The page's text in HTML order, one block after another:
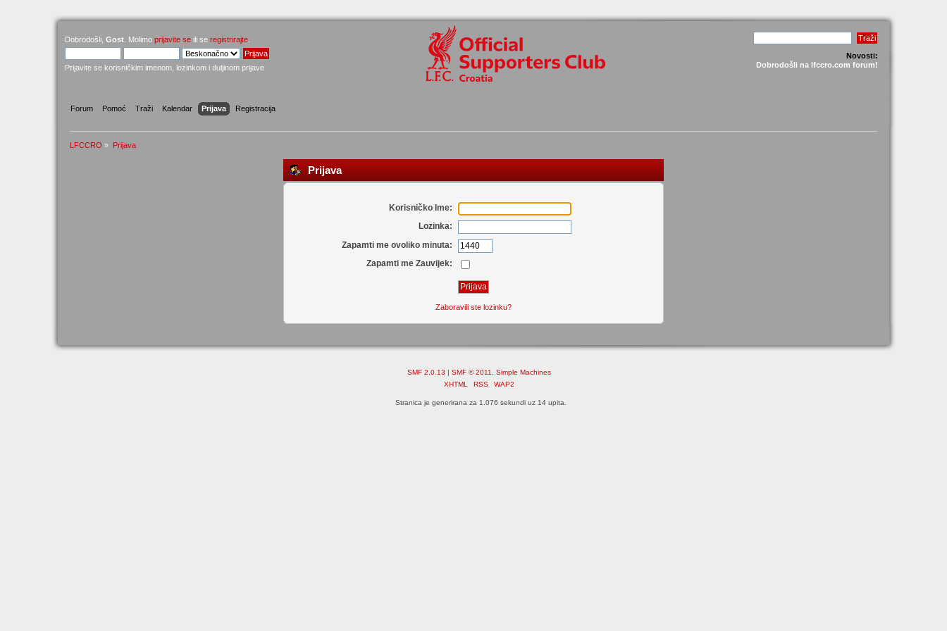
Dobrodošli,Gost . Molimoprijavite se ili seregistrirajte
Prijavite se korisničkim imenom, lozinkom i duljinom prijave
Novosti:
Dobrodošli na lfccro.com forum!
Forum Pomoć Traži Kalendar Prijava Registracija
LFCCRO » Prijava
Prijava
Korisničko Ime:
Lozinka:
Zapamti me ovoliko minuta:
Zapamti me Zauvijek:
Zaboravili ste lozinku?
SMF 2.0.13 SMF © 2011, Simple Machines
XHTML
RSS WAP2
Stranica je generirana za 1.076 sekundi uz 14 upita.